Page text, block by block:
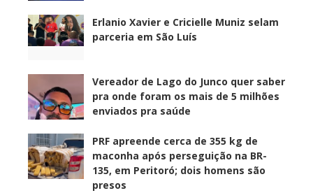
Erlanio Xavier e Cricielle Muniz selam
parceria em São Luís
Vereador de Lago do Junco quer saber
pra onde foram os mais de 5 milhões
enviados pra saúde
PRF apreende cerca de 355 kg de
maconha após perseguição na BR-
135, em Peritoró; dois homens são
presos